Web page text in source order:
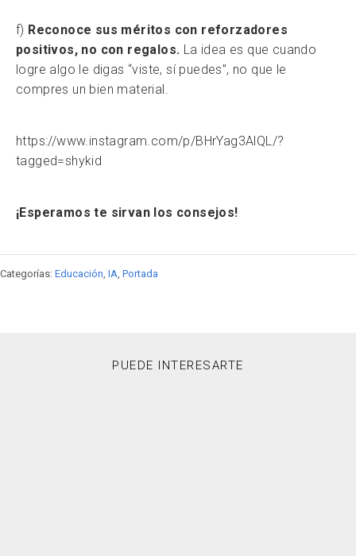
f) Reconoce sus méritos con reforzadores
positivos, no con regalos. La idea es que cuando
logre algo le digas “viste, sí puedes”, no que le
compres un bien material.
https://www.instagram.com/p/BHrYag3AlQL/?
tagged=shykid
¡Esperamos te sirvan los consejos!
Categorías: Educación IA Portada
PUEDE INTERESARTE